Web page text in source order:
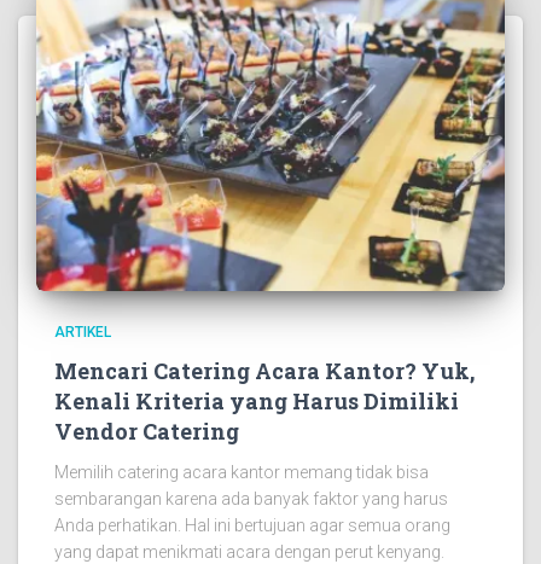
ARTIKEL
Mencari Catering Acara Kantor? Yuk,
Kenali Kriteria yang Harus Dimiliki
Vendor Catering
Memilih catering acara kantor memang tidak bisa
sembarangan karena ada banyak faktor yang harus
Anda perhatikan. Hal ini bertujuan agar semua orang
yang dapat menikmati acara dengan perut kenyang.